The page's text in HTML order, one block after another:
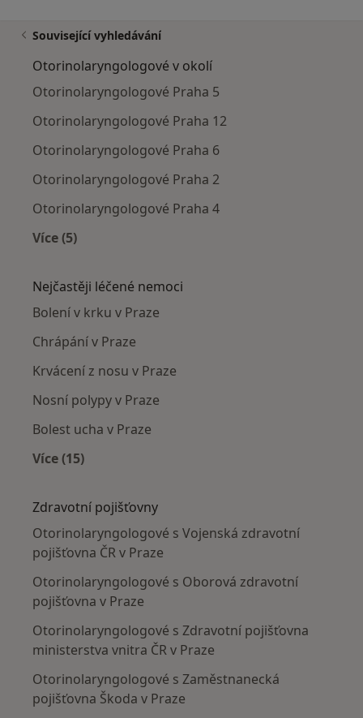
Související vyhledávání
Otorinolaryngologové v okolí
Otorinolaryngologové Praha 5
Otorinolaryngologové Praha 12
Otorinolaryngologové Praha 6
Otorinolaryngologové Praha 2
Otorinolaryngologové Praha 4
Více (5)
Nejčastěji léčené nemoci
Bolení v krku v Praze
Chrápání v Praze
Krvácení z nosu v Praze
Nosní polypy v Praze
Bolest ucha v Praze
Více (15)
Zdravotní pojišťovny
Otorinolaryngologové s Vojenská zdravotní
pojišťovna ČR v Praze
Otorinolaryngologové s Oborová zdravotní
pojišťovna v Praze
Otorinolaryngologové s Zdravotní pojišťovna
ministerstva vnitra ČR v Praze
Otorinolaryngologové s Zaměstnanecká
pojišťovna Škoda v Praze